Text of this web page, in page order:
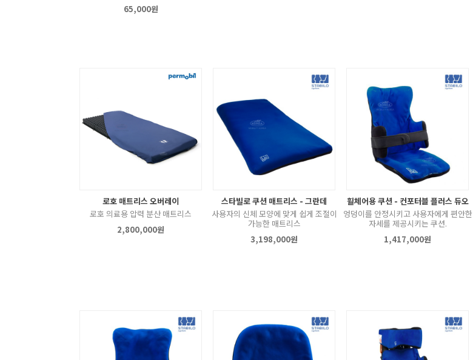
65,000원
로호 매트리스 오버레이
로호 의료용 압력 분산 매트리스
2,800,000원
스타빌로 쿠션 매트리스 - 그란데
사용자의 신체 모양에 맞게 쉽게 조절이
가능한 매트리스
3,198,000원
휠체어용 쿠션 - 컨포터블 플러스 듀오
엉덩이를 안정시키고 사용자에게 편안한
자세를 제공시키는 쿠션.
1,417,000원